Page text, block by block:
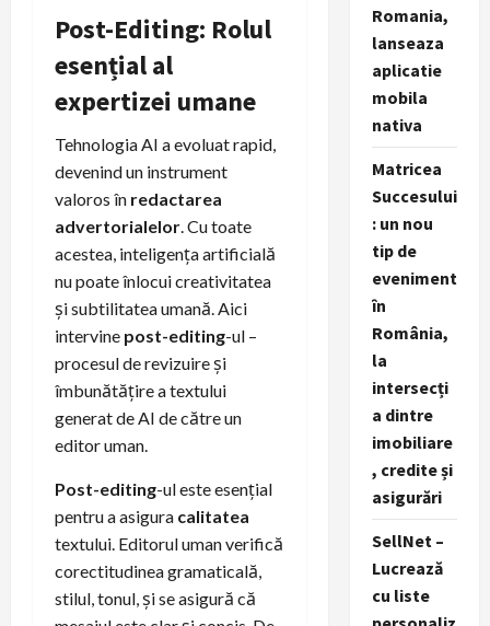
Post-Editing: Rolul
esențial al
expertizei umane
Tehnologia AI a evoluat rapid,
devenind un instrument
valoros în redactarea
advertorialelor. Cu toate
acestea, inteligența artificială
nu poate înlocui creativitatea
și subtilitatea umană. Aici
intervine post-editing-ul –
procesul de revizuire și
îmbunătățire a textului
generat de AI de către un
editor uman.
Post-editing-ul este esențial
pentru a asigura calitatea
textului. Editorul uman verifică
corectitudinea gramaticală,
stilul, tonul, și se asigură că
Romania,
lanseaza
aplicatie
mobila
nativa
Matricea
Succesului
: un nou
tip de
eveniment
în
România,
la
intersecți
a dintre
imobiliare
, credite și
asigurări
SellNet –
Lucrează
cu liste